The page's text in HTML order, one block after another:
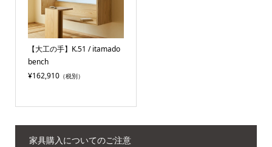
【大工の手】K.51 / itamado
bench
¥162,910（税別）
家具購入についてのご注意